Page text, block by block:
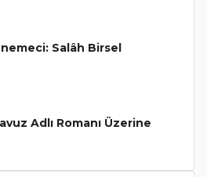
Salâh Birsel
Adlı Romanı Üzerine